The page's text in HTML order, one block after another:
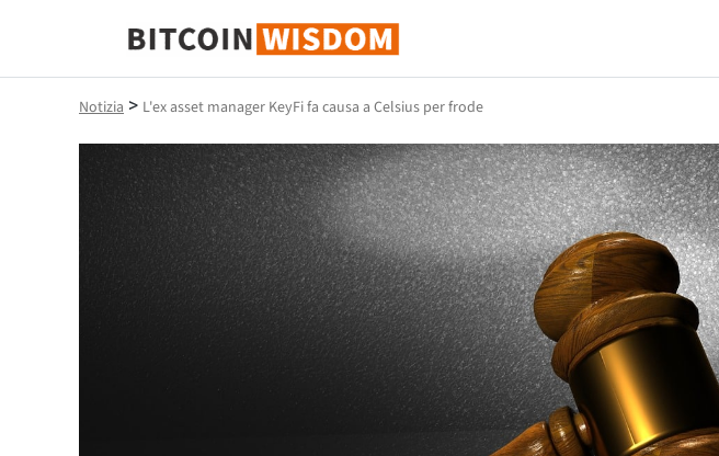
Saggezza Bitcoin
Notizia > L'ex asset manager KeyFi fa causa a Celsius per frode